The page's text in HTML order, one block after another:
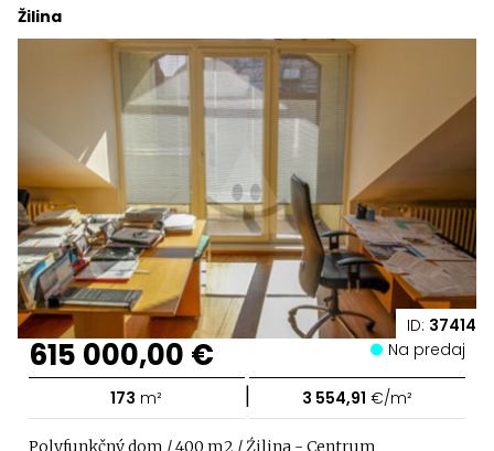
ID: 37414
Žilina
615 000,00 € Na predaj
173 m² | 3 554,91 €/m²
Polyfunkčný dom / 400 m2 / Źilina - Centrum